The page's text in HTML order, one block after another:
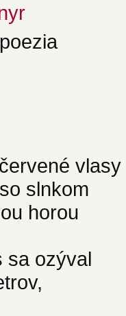
vlasy
slnkom
horou
sa ozýval